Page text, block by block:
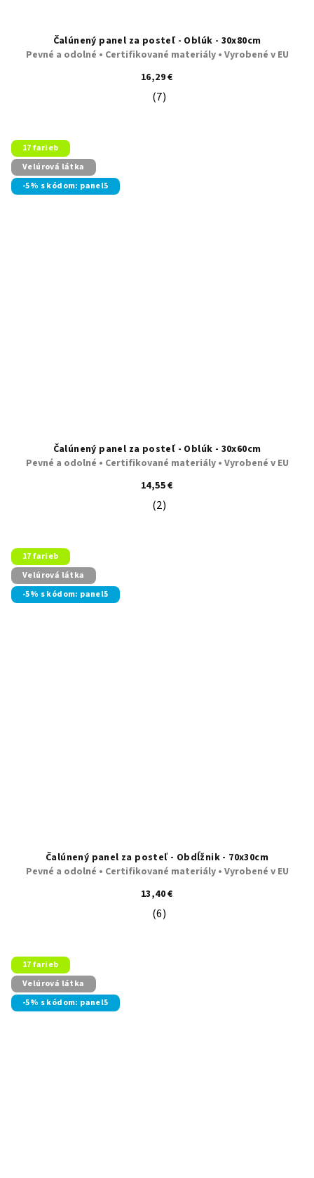
Čalúnený panel za posteľ - Oblúk - 30x80cm
Pevné a odolné • Certifikované materiály • Vyrobené v EU
16,29 €
Priemerné hodnotenie produktu
(7)
17 farieb
Velúrová látka
-5% s kódom: panel5
Čalúnený panel za posteľ - Oblúk - 30x60cm
Pevné a odolné • Certifikované materiály • Vyrobené v EU
14,55 €
Priemerné hodnotenie produktu
(2)
17 farieb
Velúrová látka
-5% s kódom: panel5
Čalúnený panel za posteľ - Obdĺžnik - 70x30cm
Pevné a odolné • Certifikované materiály • Vyrobené v EU
13,40 €
Priemerné hodnotenie produktu
(6)
17 farieb
Velúrová látka
-5% s kódom: panel5